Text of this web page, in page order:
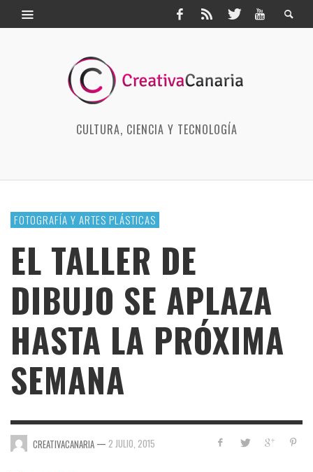
CULTURA, CIENCIA Y TECNOLOGÍA
FOTOGRAFÍA Y ARTES PLÁSTICAS
EL TALLER DE
DIBUJO SE APLAZA
HASTA LA PRÓXIMA
SEMANA
CREATIVACANARIA — 2 JULIO, 2015